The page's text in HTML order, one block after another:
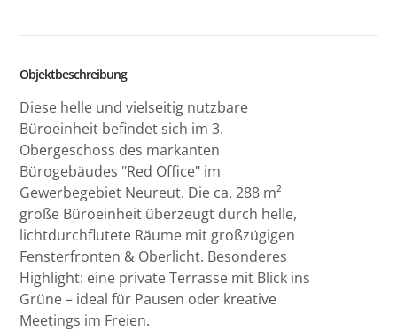
Objektbeschreibung
Diese helle und vielseitig nutzbare
Büroeinheit befindet sich im 3.
Obergeschoss des markanten
Bürogebäudes "Red Office" im
Gewerbegebiet Neureut. Die ca. 288 m²
große Büroeinheit überzeugt durch helle,
lichtdurchflutete Räume mit großzügigen
Fensterfronten & Oberlicht. Besonderes
Highlight: eine private Terrasse mit Blick ins
Grüne – ideal für Pausen oder kreative
Meetings im Freien.